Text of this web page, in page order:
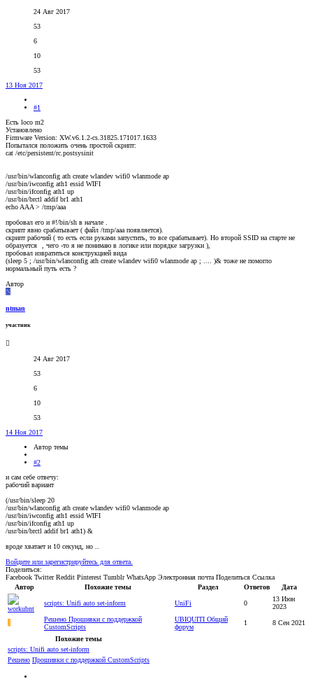
24 Авг 2017
53
6
10
53
13 Ноя 2017
#1
Есть loco m2
Установлено
Firmware Version: XW.v6.1.2-cs.31825.171017.1633
Попытался положить очень простой скрипт:
cat /etc/persistent/rc.postsysinit
/usr/bin/wlanconfig ath create wlandev wifi0 wlanmode ap
/usr/bin/iwconfig ath1 essid WIFI
/usr/bin/ifconfig ath1 up
/usr/bin/brctl addif br1 ath1
echo AAA > /tmp/aaa
пробовал его и #!/bin/sh в начале .
скрипт явно срабатывает ( файл /tmp/aaa появляется).
скрипт рабочий ( то есть если руками запустить, то все срабатывает). Но второй SSID на старте не
образуется
, чего -то я не понимаю в логике или порядке загрузки ),
пробовал извратиться конструкцией вида
(sleep 5 ; /usr/bin/wlanconfig ath create wlandev wifi0 wlanmode ap ; .... )& тоже не помогло
нормальный путь есть ?
Автор
N
ntman
участник
24 Авг 2017
53
6
10
53
14 Ноя 2017
Автор темы
#2
и сам себе отвечу:
рабочий вариант
(/usr/bin/sleep 20
/usr/bin/wlanconfig ath create wlandev wifi0 wlanmode ap
/usr/bin/iwconfig ath1 essid WIFI
/usr/bin/ifconfig ath1 up
/usr/bin/brctl addif br1 ath1) &
вроде хватает и 10 секунд, но ..
Войдите или зарегистрируйтесь для ответа.
Поделиться:
Facebook Twitter Reddit Pinterest Tumblr WhatsApp Электронная почта Поделиться Ссылка
Автор
Похожие темы Раздел Ответов Дата
scripts: Unifi auto set-inform UniFi 0
13 Июн
2023
J Решено Прошивки с поддержкой
CustomScripts
UBIQUITI Общий
форум
1 8 Сен 2021
Похожие темы
scripts: Unifi auto set-inform
Решено Прошивки с поддержкой CustomScripts